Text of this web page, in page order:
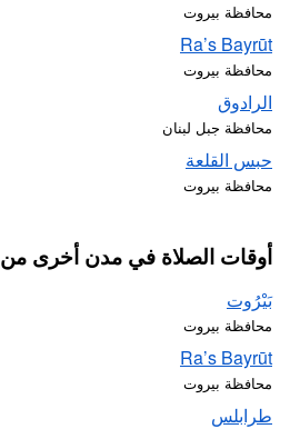
محافظة بيروت
Ra’s Bayrūt
محافظة بيروت
الرادوق
محافظة جبل لبنان
حبس القلعة
محافظة بيروت
أوقات الصلاة في مدن أخرى من Lubnān
بَيْرُوت
محافظة بيروت
Ra’s Bayrūt
محافظة بيروت
طرابلس